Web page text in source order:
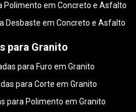
Polimento em Concreto e Asfalto
Desbaste em Concreto e Asfalto
para Granito
para Furo em Granito
para Corte em Granito
para Polimento em Granito